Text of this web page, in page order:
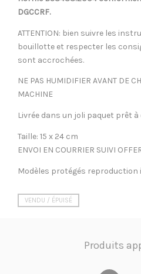
DGCCRF.
ATTENTION: bien suivre les
bouillotte et respecter les
sont accrochées.
NE PAS HUMIDIFIER AVANT DE
MACHINE
Livrée dans un joli paquet prêt
Taille: 15 x 24 cm
ENVOI EN COURRIER SUIVI
Modèles protégés
VENDU / ÉPUISÉ
Produits